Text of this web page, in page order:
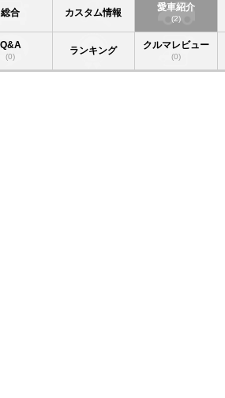
総合 カスタム情報
愛車紹介
(2)
Q&A
(0) ランキング
クルマレビュー
(0)